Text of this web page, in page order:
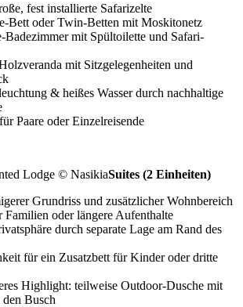
fest installierte Safarizelte
Bett oder Twin-Betten mit Moskitonetz
Badezimmer mit Spültoilette und Safari-
mit Sitzgelegenheiten und
& heißes Wasser durch nachhaltige
Paare oder Einzelreisende
Lodge © NasikiaSuites (2 Einheiten)
Grundriss und zusätzlicher Wohnbereich
Familien oder längere Aufenthalte
durch separate Lage am Rand des
für ein Zusatzbett für Kinder oder dritte
Highlight: teilweise Outdoor-Dusche mit
Busch